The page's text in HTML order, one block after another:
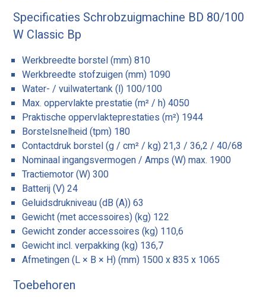
Specificaties Schrobzuigmachine BD 80/100
W Classic Bp
Werkbreedte borstel (mm) 810
Werkbreedte stofzuigen (mm) 1090
Water- / vuilwatertank (l) 100/100
Max. oppervlakte prestatie (m² / h) 4050
Praktische oppervlakteprestaties (m²) 1944
Borstelsnelheid (tpm) 180
Contactdruk borstel (g / cm² / kg) 21,3 / 36,2 / 40/68
Nominaal ingangsvermogen / Amps (W) max. 1900
Tractiemotor (W) 300
Batterij (V) 24
Geluidsdrukniveau (dB (A)) 63
Gewicht (met accessoires) (kg) 122
Gewicht zonder accessoires (kg) 110,6
Gewicht incl. verpakking (kg) 136,7
Afmetingen (L × B × H) (mm) 1500 x 835 x 1065
Toebehoren